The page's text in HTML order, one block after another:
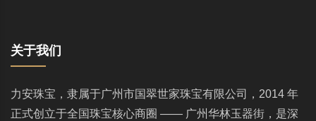
关于我们
力安珠宝，隶属于广州市国翠世家珠宝有限公司，2014 年
正式创立于全国珠宝核心商圈 —— 广州华林玉器街，是深